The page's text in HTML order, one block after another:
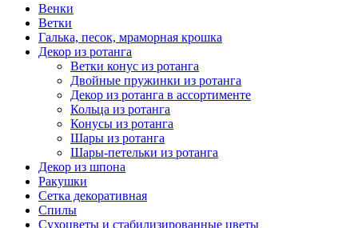
Венки
Ветки
Галька, песок, мраморная крошка
Декор из ротанга
Ветки конус из ротанга
Двойные пружинки из ротанга
Декор из ротанга в ассортименте
Кольца из ротанга
Конусы из ротанга
Шары из ротанга
Шары-петельки из ротанга
Декор из шпона
Ракушки
Сетка декоративная
Спилы
Сухоцветы и стабилизированные цветы